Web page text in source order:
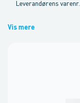
Leverandørens varenr.
Vis mere